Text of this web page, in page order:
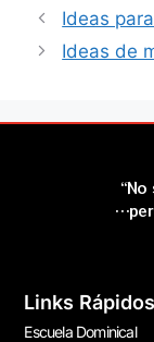
Ideas
Ideas de
Links Rápidos
Escuela Dominical